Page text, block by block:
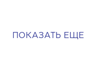
ПОКАЗАТЬ ЕЩЕ